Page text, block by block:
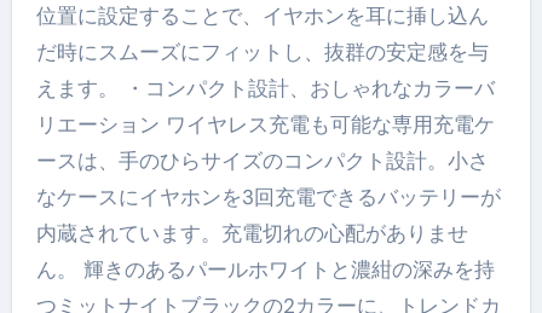
位置に設定することで、イヤホンを耳に挿し込ん
だ時にスムーズにフィットし、抜群の安定感を与
えます。 ・コンパクト設計、おしゃれなカラーバ
リエーション ワイヤレス充電も可能な専用充電ケ
ースは、手のひらサイズのコンパクト設計。小さ
なケースにイヤホンを3回充電できるバッテリーが
内蔵されています。充電切れの心配がありませ
ん。 輝きのあるパールホワイトと濃紺の深みを持
つミットナイトブラックの2カラーに、トレンドカ